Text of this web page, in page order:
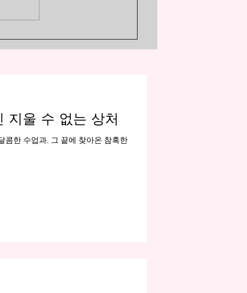
터들 중에서도 단연 돋보이는 인물
습은 그야말로 「믿음직한 어른」
지울 수 없는 상처
콤한 수업과, 그 끝에 찾아온 참혹한